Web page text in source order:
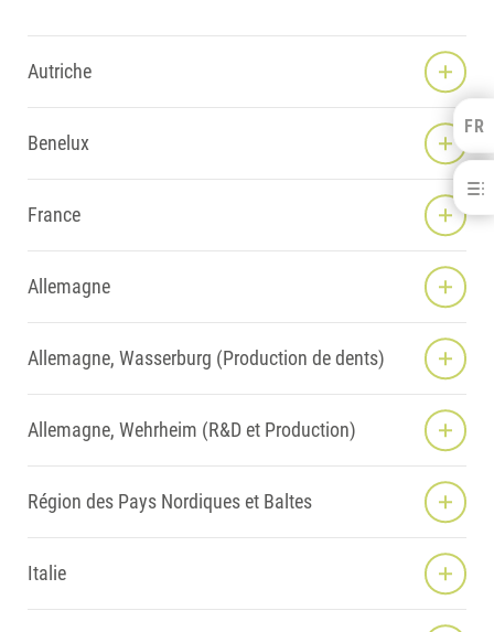
Kulzer Benelux FR
FRANÇAIS
AMÉRIQUE DU NORD
AMÉRIQUE CENTRALE ET CARAÏBES
AMÉRIQUE DU SUD
EUROPE OCCIDENTALE
EUROPE CENTRALE ET ORIENTALE
EUROPE DU SUD-EST
CEI - COMMUNAUTÉ D’ÉTATS INDÉPENDANTS
MOYEN-ORIENT & AFRIQUE
ASIE
AUSTRALIE & NOUVELLE-ZÉLANDE
Autriche
Benelux
France
Allemagne
Allemagne, Wasserburg (Production de dents)
Allemagne, Wehrheim (R&D et Production)
Région des Pays Nordiques et Baltes
Italie